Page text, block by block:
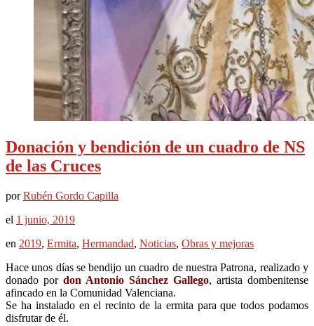
Donación y bendición de un cuadro de NS
de las Cruces
porRubén Gordo Capilla
el 1 junio, 2019
en 2019, Ermita, Hermandad, Noticias, Obras y mejoras
Hace unos días se bendijo un cuadro de nuestra Patrona, realizado y
donado por don Antonio Sánchez Gallego, artista dombenitense
afincado en la Comunidad Valenciana.
Se ha instalado en el recinto de la ermita para que todos podamos
disfrutar de él.